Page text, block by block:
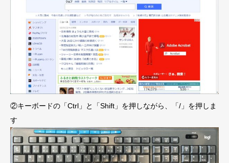
②キーボードの「Ctrl」と「Shift」を押しながら、「/」を押しま
す